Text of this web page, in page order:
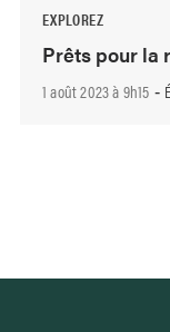
EXPLOREZ
Prêts pour la
1 août 2023 à 9h15 -